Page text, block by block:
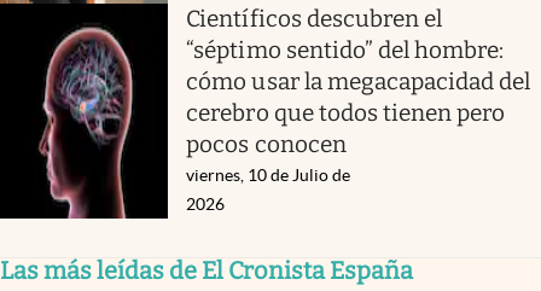
Científicos descubren el
“séptimo sentido” del hombre:
cómo usar la megacapacidad del
cerebro que todos tienen pero
pocos conocen
viernes, 10 de Julio de
2026
Las más leídas de El Cronista España